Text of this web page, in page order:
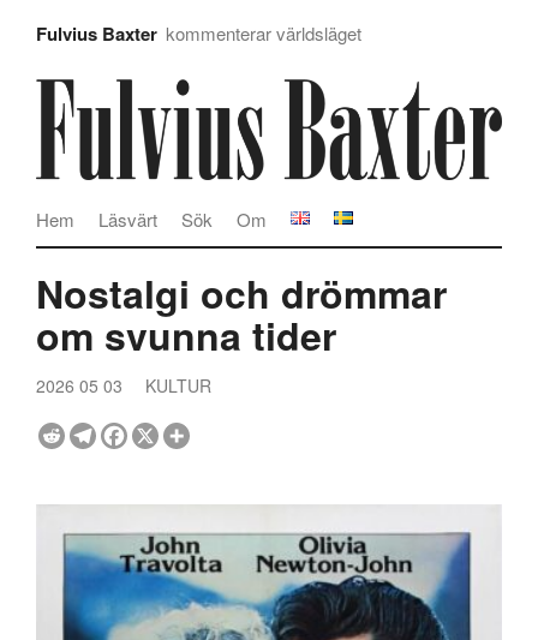
Fulvius Baxter kommenterar världsläget
Om
Sök
Läsvärt
Hem
Nostalgi och drömmar
om svunna tider
2026 05 03 KULTUR